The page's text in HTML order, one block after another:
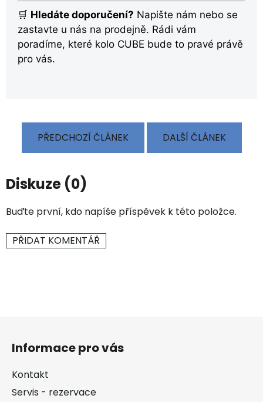
🛒 Hledáte doporučení? Napište nám nebo se
zastavte u nás na prodejně. Rádi vám
poradíme, které kolo CUBE bude to pravé právě
pro vás.
PŘEDCHOZÍ ČLÁNEK DALŠÍ ČLÁNEK
Diskuze (0)
Buďte první, kdo napíše příspěvek k této položce.
PŘIDAT KOMENTÁŘ
Informace pro vás
Kontakt
Servis - rezervace